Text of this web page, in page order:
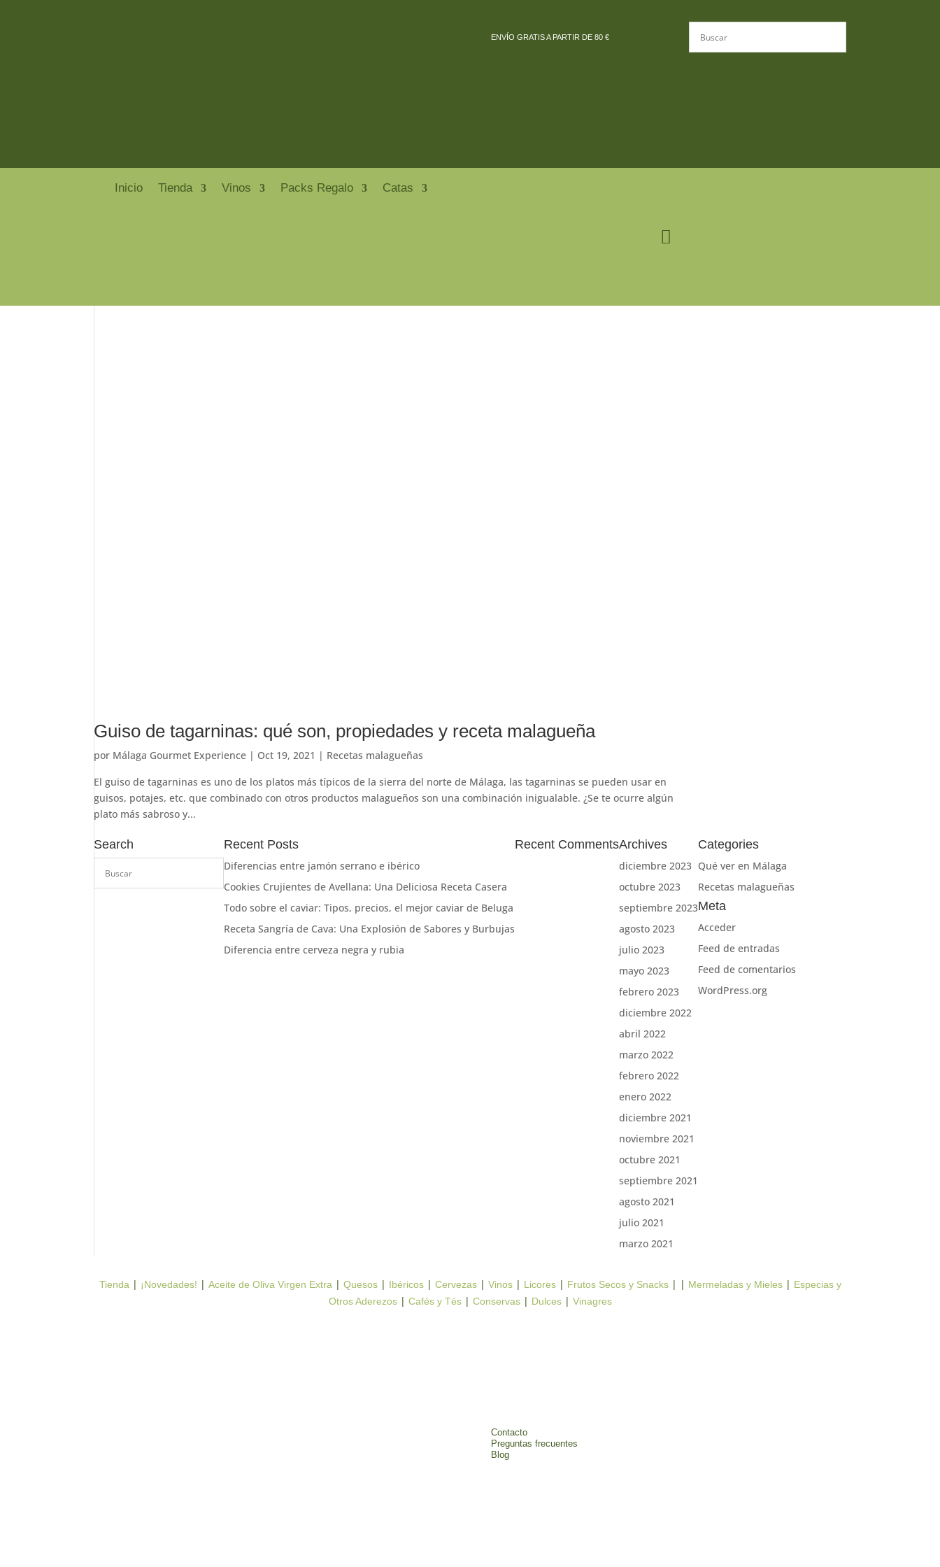
ENVÍO GRATIS A PARTIR DE 80 €
Inicio Tienda Vinos Packs Regalo Catas
Guiso de tagarninas: qué son, propiedades y receta malagueña
por Málaga Gourmet Experience | Oct 19, 2021 | Recetas malagueñas
El guiso de tagarninas es uno de los platos más típicos de la sierra del norte de Málaga, las tagarninas se pueden usar en
guisos, potajes, etc. que combinado con otros productos malagueños son una combinación inigualable. ¿Se te ocurre algún
plato más sabroso y...
Search Recent Posts
Diferencias entre jamón serrano e ibérico
Cookies Crujientes de Avellana: Una Deliciosa Receta Casera
Todo sobre el caviar: Tipos, precios, el mejor caviar de Beluga
Receta Sangría de Cava: Una Explosión de Sabores y Burbujas
Diferencia entre cerveza negra y rubia
Recent CommentsArchives
diciembre 2023
octubre 2023
septiembre 2023
agosto 2023
julio 2023
mayo 2023
febrero 2023
diciembre 2022
abril 2022
marzo 2022
febrero 2022
enero 2022
diciembre 2021
noviembre 2021
octubre 2021
septiembre 2021
agosto 2021
julio 2021
marzo 2021
Categories
Qué ver en Málaga
Recetas malagueñas
Meta
Acceder
Feed de entradas
Feed de comentarios
WordPress.org
Tienda| ¡Novedades! | Aceite de Oliva Virgen Extra| Quesos| Ibéricos| Cervezas| Vinos| Licores| Frutos Secos y Snacks| | Mermeladas y Mieles| Especias y
Otros Aderezos| Cafés y Tés| Conservas| Dulces| Vinagres
Contacto
Preguntas frecuentes
Blog